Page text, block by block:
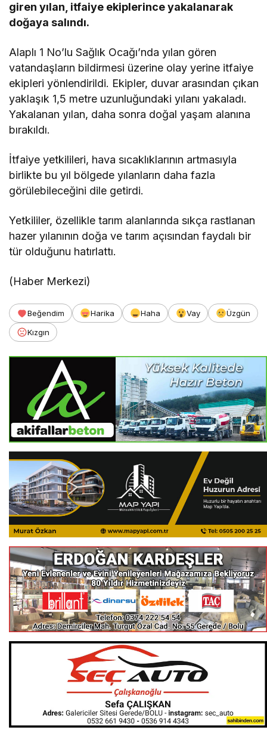
giren yılan, itfaiye ekiplerince yakalanarak
doğaya salındı.
Alaplı 1 No’lu Sağlık Ocağı’nda yılan gören
vatandaşların bildirmesi üzerine olay yerine itfaiye
ekipleri yönlendirildi. Ekipler, duvar arasından çıkan
yaklaşık 1,5 metre uzunluğundaki yılanı yakaladı.
Yakalanan yılan, daha sonra doğal yaşam alanına
bırakıldı.
İtfaiye yetkilileri, hava sıcaklıklarının artmasıyla
birlikte bu yıl bölgede yılanların daha fazla
görülebileceğini dile getirdi.
Yetkililer, özellikle tarım alanlarında sıkça rastlanan
hazer yılanının doğa ve tarım açısından faydalı bir
tür olduğunu hatırlattı.
(Haber Merkezi)
Beğendim Harika Haha Vay
Üzgün
Kızgın